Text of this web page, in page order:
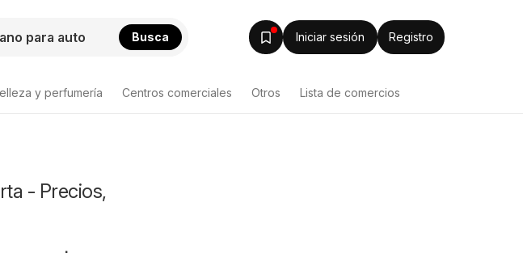
Busca Iniciar sesión Registro
y perfumería Centros comerciales Otros Lista de comercios
- Precios,